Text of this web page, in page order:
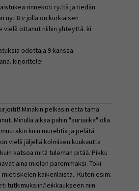
rinnekoti ry.ltä ja tiedän
nyt 8 v jolla on kurkiaisen
vielä ottanut niihin yhteyttä. ki
odottaja 9 kanssa.
kirjoittele!
Minäkin pelkäsin että tämä
Minulla alkaa pahin "suruaika" olla
kuin murehtia ja pelätä
vielä jäljellä kolmisen kuukautta
katsoa mitä tuleman pitää. Pikku
aina mielen paremmaksi. Toki
kaikenlaista.. Kuten esim.
tutkimuksiin/leikkaukseen niin